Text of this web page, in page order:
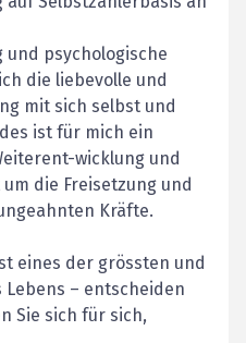
und psychologische
die liebevolle und
mit sich selbst und
ist für mich ein
wicklung und
die Freisetzung und
Kräfte.
eines der grössten und
– entscheiden
Sie sich für sich,